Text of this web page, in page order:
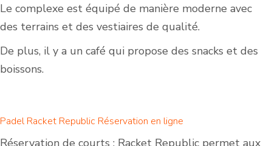
Le complexe est équipé de manière moderne avec
des terrains et des vestiaires de qualité.
De plus, il y a un café qui propose des snacks et des
boissons.
Padel Racket Republic Réservation en ligne
Réservation de courts : Racket Republic permet aux